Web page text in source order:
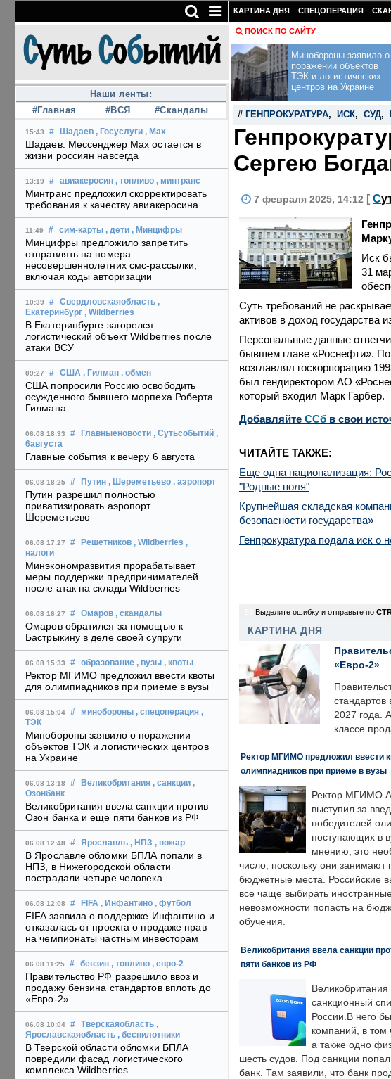
Наши ленты:
#Главная
#ВСЯ #Скандалы
15:43 # Шадаев , Госуслуги , Max
Шадаев: Мессенджер Max остается в
жизни россиян навсегда
13:19 # авиакеросин , топливо , минтранс
Минтранс предложил скорректировать
требования к качеству авиакеросина
11:49 # сим-карты , дети , Минцифры
Минцифры предложило запретить
отправлять на номера
несовершеннолетних смс-рассылки,
включая коды авторизации
10:39 # Свердловскаяобласть ,
Екатеринбург , Wildberries
В Екатеринбурге загорелся
логистический объект Wildberries после
атаки ВСУ
09:27 # США , Гилман , обмен
США попросили Россию освободить
осужденного бывшего морпеха Роберта
Гилмана
06.08 18:33 # Главныеновости , Сутьсобытий ,
6августа
Главные события к вечеру 6 августа
06.08 18:25 # Путин , Шереметьево , аэропорт
Путин разрешил полностью
приватизировать аэропорт
Шереметьево
06.08 17:27 # Решетников , Wildberries ,
налоги
Минэкономразвития прорабатывает
меры поддержки предпринимателей
после атак на склады Wildberries
06.08 16:27 # Омаров , скандалы
Омаров обратился за помощью к
Бастрыкину в деле своей супруги
06.08 15:33 # образование , вузы , квоты
Ректор МГИМО предложил ввести квоты
для олимпиадников при приеме в вузы
06.08 15:04 # минобороны , спецоперация ,
ТЭК
Минобороны заявило о поражении
объектов ТЭК и логистических центров
на Украине
06.08 13:18 # Великобритания , санкции ,
Озонбанк
Великобритания ввела санкции против
Озон банка и еще пяти банков из РФ
06.08 12:48 # Ярославль , НПЗ , пожар
В Ярославле обломки БПЛА попали в
НПЗ, в Нижегородской области
пострадали четыре человека
06.08 12:08 # FIFA , Инфантино , футбол
FIFA заявила о поддержке Инфантино и
отказалась от проекта о продаже прав
на чемпионаты частным инвесторам
06.08 11:25 # бензин , топливо , евро-2
Правительство РФ разрешило ввоз и
продажу бензина стандартов вплоть до
«Евро-2»
06.08 10:04 # Тверскаяобласть ,
Ярославскаяобласть , беспилотники
В Тверской области обломки БПЛА
повредили фасад логистического
комплекса Wildberries
КАРТИНА ДНЯ СПЕЦОПЕРАЦИЯ
ПОИСК ПО САЙТУ
Минобороны заявило о
поражении объектов
ТЭК и логистических
центров на Украине
# ГЕНПРОКУРАТУРА, ИСК, СУД,
Сергею
7 февраля 2025, 14:12 [ С
Иск
31
Суть требований не
активов в доход государства
Персональные данные
бывшем главе «Роснефти».
возглавлял госкорпорацию
был гендиректором АО
который входил Марк Гарбер.
Добавляйте CСб в свои
ЧИТАЙТЕ ТАКЖЕ:
Еще одна национализация:
"Родные поля"
Крупнейшая складская
безопасности государства»
Генпрокуратура подала иск о
Выделите ошибку и отправьте по
КАРТИНА ДНЯ
«Евро-2»
стандартов
2027 года.
классе
Ректор МГИМО предложил ввести
олимпиадников при приеме в вузы
Ректор МГИМО
выступил за
победителей
поступающих в
мнению, это
число, поскольку они занимают
бюджетные места. Российские
все чаще выбирать
невозможности попасть на
обучения.
Великобритания ввела санкции
пяти банков из РФ
санкционный
России.В него
компаний, в том
а также одно
шесть судов. Под санкции
банк. Там заявили, что банк